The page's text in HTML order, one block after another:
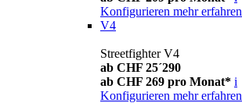
Konfigurieren mehr erfahren
V4
Streetfighter V4
ab CHF 25´290
ab CHF 269 pro Monat* i
Konfigurieren mehr erfahren